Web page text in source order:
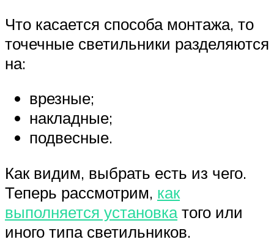
Что касается способа монтажа, то
точечные светильники разделяются
на:
врезные;
накладные;
подвесные.
Как видим, выбрать есть из чего.
Теперь рассмотрим, как
выполняется установкатого или
иного типа светильников.